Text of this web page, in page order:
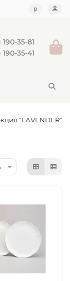
р
190-35-81
190-35-41
"LAVENDER"